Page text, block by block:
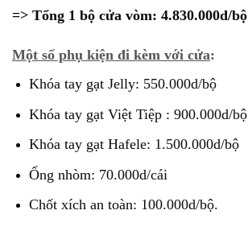
=> Tổng 1 bộ cửa vòm: 4.830.000d/bộ
Một số phụ kiện đi kèm với cửa:
Khóa tay gạt Jelly: 550.000d/bộ
Khóa tay gạt Việt Tiệp : 900.000d/bộ
Khóa tay gạt Hafele: 1.500.000d/bộ
Ống nhòm: 70.000d/cái
Chốt xích an toàn: 100.000d/bộ.